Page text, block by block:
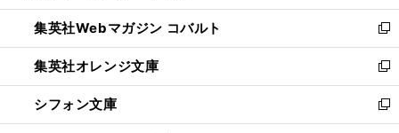
開
く
ウ
で
開
く
ン
ド
ウ
で
開
く
ウ
ィ
ン
ド
ウ
で
開
集英社Webマガジン コバルト
新
し
い
ウ
ィ
ン
集英社オレンジ文庫
新
し
い
ウ
シフォン文庫
新
し